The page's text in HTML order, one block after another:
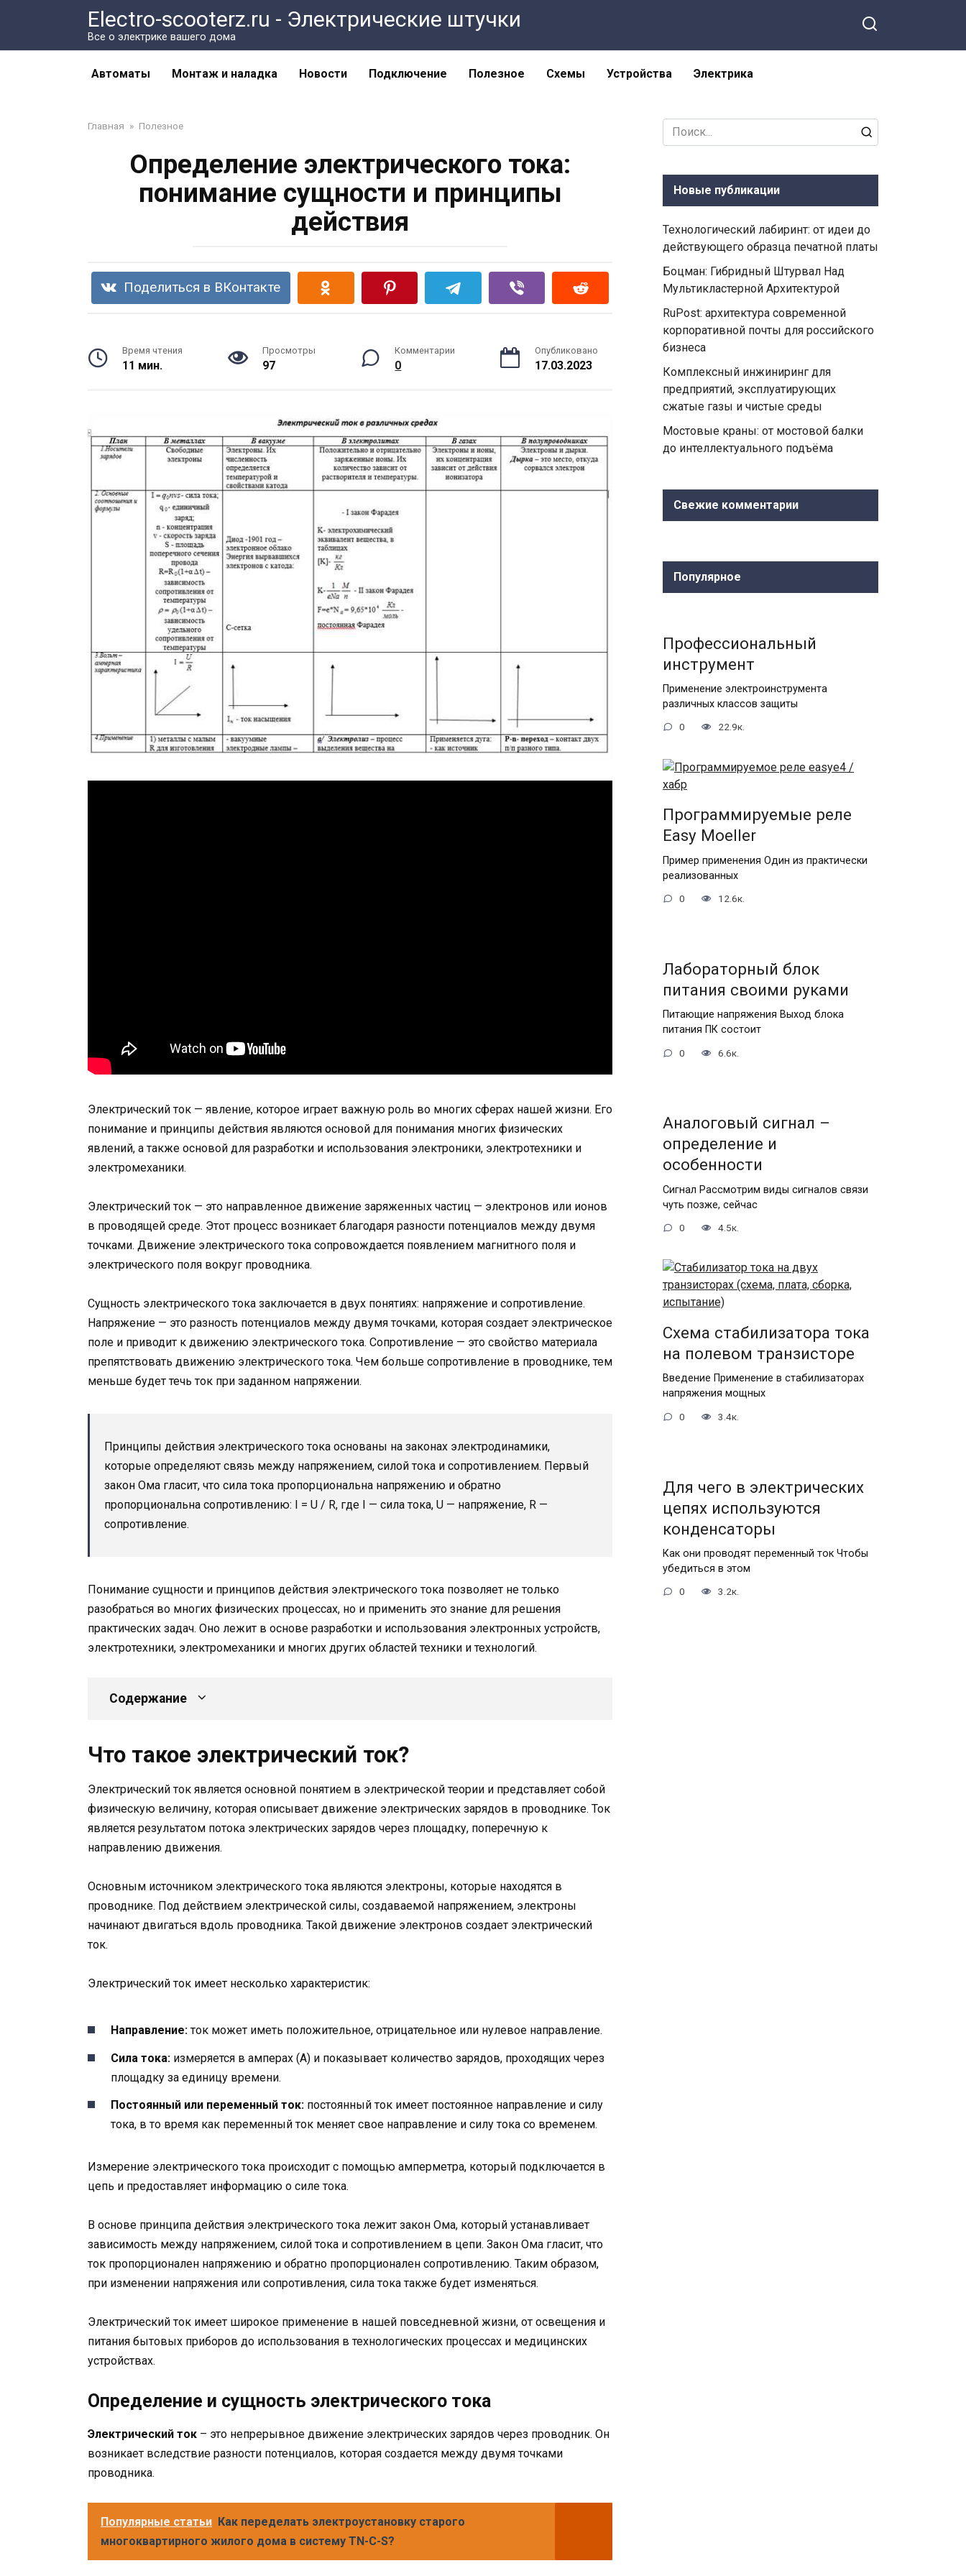
Electro-scooterz.ru - Электрические штучки
Все о электрике вашего дома
Автоматы Монтаж и наладка Новости Подключение Полезное Схемы Устройства Электрика
Главная » Полезное
Определение электрического тока:
понимание сущности и принципы
действия
Поделиться в ВКонтакте
Время чтения
11 мин.
Просмотры
97
Комментарии
0
Опубликовано
17.03.2023
Электрический ток — явление, которое играет важную роль во многих сферах нашей жизни. Его
понимание и принципы действия являются основой для понимания многих физических
явлений, а также основой для разработки и использования электроники, электротехники и
электромеханики.
Электрический ток — это направленное движение заряженных частиц — электронов или ионов
в проводящей среде. Этот процесс возникает благодаря разности потенциалов между двумя
точками. Движение электрического тока сопровождается появлением магнитного поля и
электрического поля вокруг проводника.
Сущность электрического тока заключается в двух понятиях: напряжение и сопротивление.
Напряжение — это разность потенциалов между двумя точками, которая создает электрическое
поле и приводит к движению электрического тока. Сопротивление — это свойство материала
препятствовать движению электрического тока. Чем больше сопротивление в проводнике, тем
меньше будет течь ток при заданном напряжении.
Принципы действия электрического тока основаны на законах электродинамики,
которые определяют связь между напряжением, силой тока и сопротивлением. Первый
закон Ома гласит, что сила тока пропорциональна напряжению и обратно
пропорциональна сопротивлению: I = U / R, где I — сила тока, U — напряжение, R —
сопротивление.
Понимание сущности и принципов действия электрического тока позволяет не только
разобраться во многих физических процессах, но и применить это знание для решения
практических задач. Оно лежит в основе разработки и использования электронных устройств,
электротехники, электромеханики и многих других областей техники и технологий.
Содержание
Что такое электрический ток?
Электрический ток является основной понятием в электрической теории и представляет собой
физическую величину, которая описывает движение электрических зарядов в проводнике. Ток
является результатом потока электрических зарядов через площадку, поперечную к
направлению движения.
Основным источником электрического тока являются электроны, которые находятся в
проводнике. Под действием электрической силы, создаваемой напряжением, электроны
начинают двигаться вдоль проводника. Такой движение электронов создает электрический
ток.
Электрический ток имеет несколько характеристик:
Направление: ток может иметь положительное, отрицательное или нулевое направление.
Сила тока: измеряется в амперах (А) и показывает количество зарядов, проходящих через
площадку за единицу времени.
Постоянный или переменный ток: постоянный ток имеет постоянное направление и силу
тока, в то время как переменный ток меняет свое направление и силу тока со временем.
Измерение электрического тока происходит с помощью амперметра, который подключается в
цепь и предоставляет информацию о силе тока.
В основе принципа действия электрического тока лежит закон Ома, который устанавливает
зависимость между напряжением, силой тока и сопротивлением в цепи. Закон Ома гласит, что
ток пропорционален напряжению и обратно пропорционален сопротивлению. Таким образом,
при изменении напряжения или сопротивления, сила тока также будет изменяться.
Электрический ток имеет широкое применение в нашей повседневной жизни, от освещения и
питания бытовых приборов до использования в технологических процессах и медицинских
устройствах.
Определение и сущность электрического тока
Электрический ток – это непрерывное движение электрических зарядов через проводник. Он
возникает вследствие разности потенциалов, которая создается между двумя точками
проводника.
Популярные статьи Как переделать электроустановку старого
многоквартирного жилого дома в систему TN-С-S?
Search
for:
Новые публикации
Технологический лабиринт: от идеи до
действующего образца печатной платы
Боцман: Гибридный Штурвал Над
Мультикластерной Архитектурой
RuPost: архитектура современной
корпоративной почты для российского
бизнеса
Комплексный инжиниринг для
предприятий, эксплуатирующих
сжатые газы и чистые среды
Мостовые краны: от мостовой балки
до интеллектуального подъёма
Свежие комментарии
Популярное
Профессиональный
инструмент
Применение электроинструмента
различных классов защиты
0 22.9к.
Программируемые реле
Еasy Moeller
Пример применения Один из практически
реализованных
0 12.6к.
Лабораторный блок
питания своими руками
Питающие напряжения Выход блока
питания ПК состоит
0 6.6к.
Аналоговый сигнал –
определение и
особенности
Сигнал Рассмотрим виды сигналов связи
чуть позже, сейчас
0 4.5к.
Схема стабилизатора тока
на полевом транзисторе
Введение Применение в стабилизаторах
напряжения мощных
0 3.4к.
Для чего в электрических
цепях используются
конденсаторы
Как они проводят переменный ток Чтобы
убедиться в этом
0 3.2к.